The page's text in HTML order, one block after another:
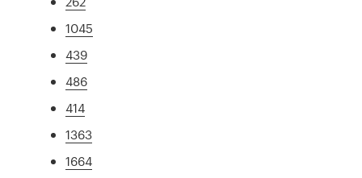
1045
439
486
414
1363
1664